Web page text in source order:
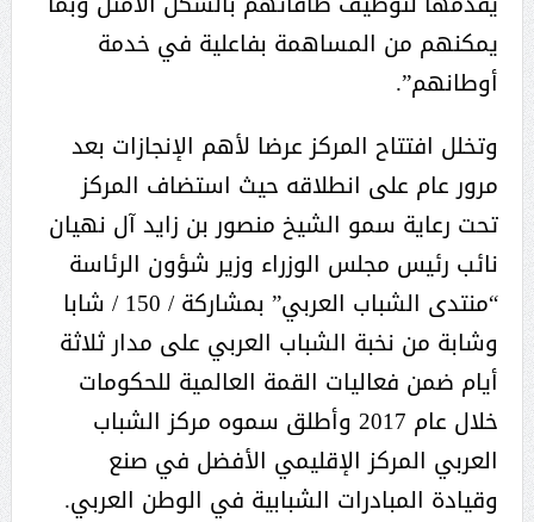
يمكنهم من المساهمة بفاعلية في خدمة
أوطانهم”.
وتخلل افتتاح المركز عرضا لأهم الإنجازات بعد
مرور عام على انطلاقه حيث استضاف المركز
تحت رعاية سمو الشيخ منصور بن زايد آل نهيان
نائب رئيس مجلس الوزراء وزير شؤون الرئاسة
“منتدى الشباب العربي” بمشاركة / 150 / شابا
وشابة من نخبة الشباب العربي على مدار ثلاثة
أيام ضمن فعاليات القمة العالمية للحكومات
خلال عام 2017 وأطلق سموه مركز الشباب
العربي المركز الإقليمي الأفضل في صنع
وقيادة المبادرات الشبابية في الوطن العربي.